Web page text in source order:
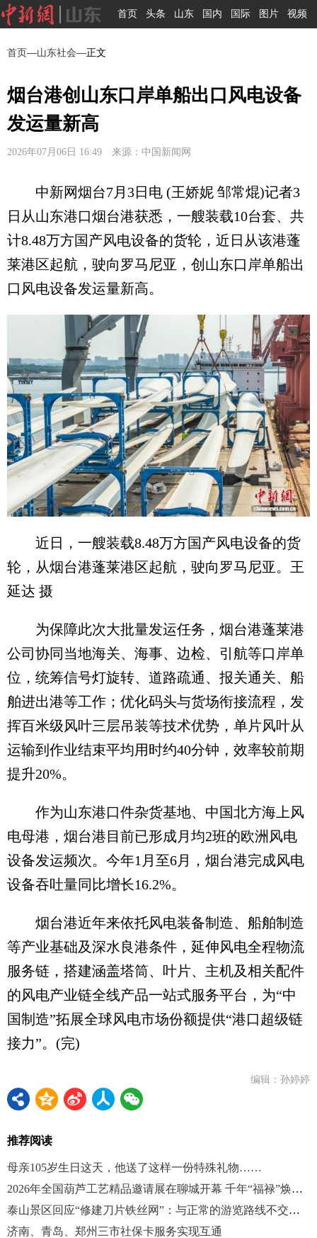
首页 头条 山东 国内 国际 图片 视频
首页—山东社会—正文
烟台港创山东口岸单船出口风电设备
发运量新高
2026年07月06日 16:49 来源：中国新闻网
中新网烟台7月3日电 (王娇妮 邹常焜)记者3
日从山东港口烟台港获悉，一艘装载10台套、共
计8.48万方国产风电设备的货轮，近日从该港蓬
莱港区起航，驶向罗马尼亚，创山东口岸单船出
口风电设备发运量新高。
近日，一艘装载8.48万方国产风电设备的货
轮，从烟台港蓬莱港区起航，驶向罗马尼亚。王
延达 摄
为保障此次大批量发运任务，烟台港蓬莱港
公司协同当地海关、海事、边检、引航等口岸单
位，统筹信号灯旋转、道路疏通、报关通关、船
舶进出港等工作；优化码头与货场衔接流程，发
挥百米级风叶三层吊装等技术优势，单片风叶从
运输到作业结束平均用时约40分钟，效率较前期
提升20%。
作为山东港口件杂货基地、中国北方海上风
电母港，烟台港目前已形成月均2班的欧洲风电
设备发运频次。今年1月至6月，烟台港完成风电
设备吞吐量同比增长16.2%。
烟台港近年来依托风电装备制造、船舶制造
等产业基础及深水良港条件，延伸风电全程物流
服务链，搭建涵盖塔筒、叶片、主机及相关配件
的风电产业链全线产品一站式服务平台，为“中
国制造”拓展全球风电市场份额提供“港口超级链
接力”。(完)
编辑：孙婷婷
推荐阅读
母亲105岁生日这天，他送了这样一份特殊礼物……
2026年全国葫芦工艺精品邀请展在聊城开幕 千年“福禄”焕新彩
泰山景区回应“修建刀片铁丝网”：与正常的游览路线不交叉、不重叠
济南、青岛、郑州三市社保卡服务实现互通